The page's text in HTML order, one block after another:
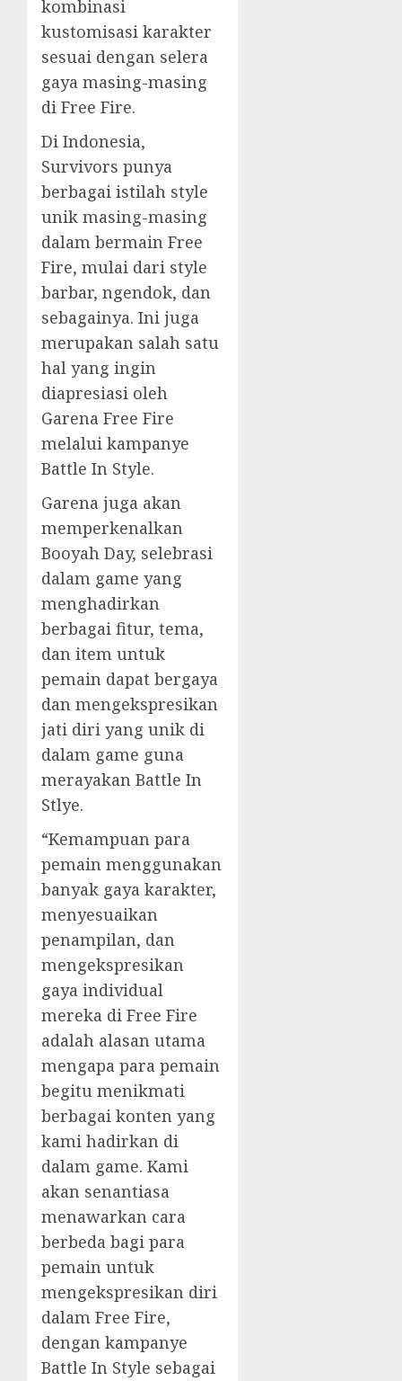
kombinasi
kustomisasi karakter
sesuai dengan selera
gaya masing-masing
di Free Fire.
Di Indonesia,
Survivors punya
berbagai istilah style
unik masing-masing
dalam bermain Free
Fire, mulai dari style
barbar, ngendok, dan
sebagainya. Ini juga
merupakan salah satu
hal yang ingin
diapresiasi oleh
Garena Free Fire
melalui kampanye
Battle In Style.
Garena juga akan
memperkenalkan
Booyah Day, selebrasi
dalam game yang
menghadirkan
berbagai fitur, tema,
dan item untuk
pemain dapat bergaya
dan mengekspresikan
jati diri yang unik di
dalam game guna
merayakan Battle In
Stlye.
“Kemampuan para
pemain menggunakan
banyak gaya karakter,
menyesuaikan
penampilan, dan
mengekspresikan
gaya individual
mereka di Free Fire
adalah alasan utama
mengapa para pemain
begitu menikmati
berbagai konten yang
kami hadirkan di
dalam game. Kami
akan senantiasa
menawarkan cara
berbeda bagi para
pemain untuk
mengekspresikan diri
dalam Free Fire,
dengan kampanye
Battle In Style sebagai